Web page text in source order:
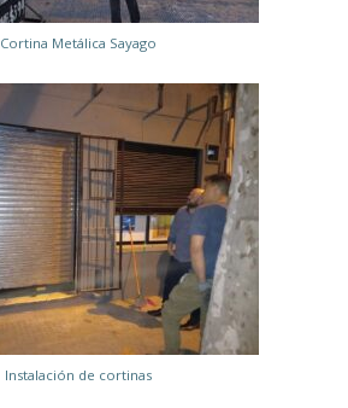
Cortina Metálica Sayago
Instalación de cortinas